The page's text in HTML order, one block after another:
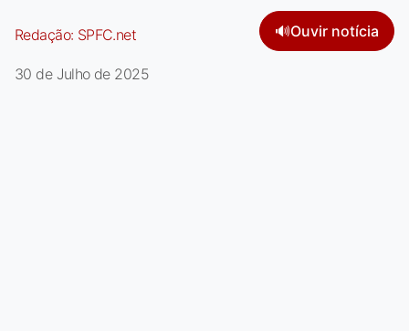
Redação: SPFC.net 🔊Ouvir notícia
30 de Julho de 2025